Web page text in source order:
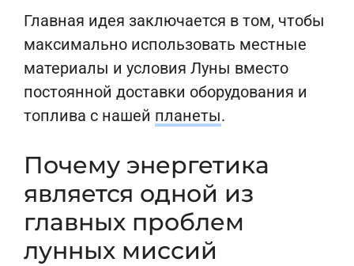
Главная идея заключается в том, чтобы
максимально использовать местные
материалы и условия Луны вместо
постоянной доставки оборудования и
топлива с нашей планеты.
Почему энергетика
является одной из
главных проблем
лунных миссий